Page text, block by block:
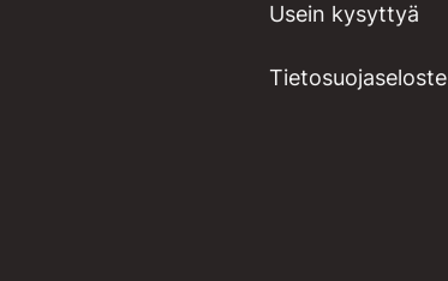
Usein kysyttyä
Tietosuojaseloste